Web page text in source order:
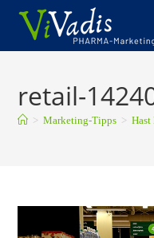
Zum
springen
retail-
> Marketing-Tipps > Hast